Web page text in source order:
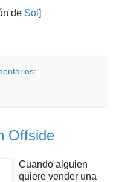
de Sol ]
Offside
Cuando alguien
quiere vender una